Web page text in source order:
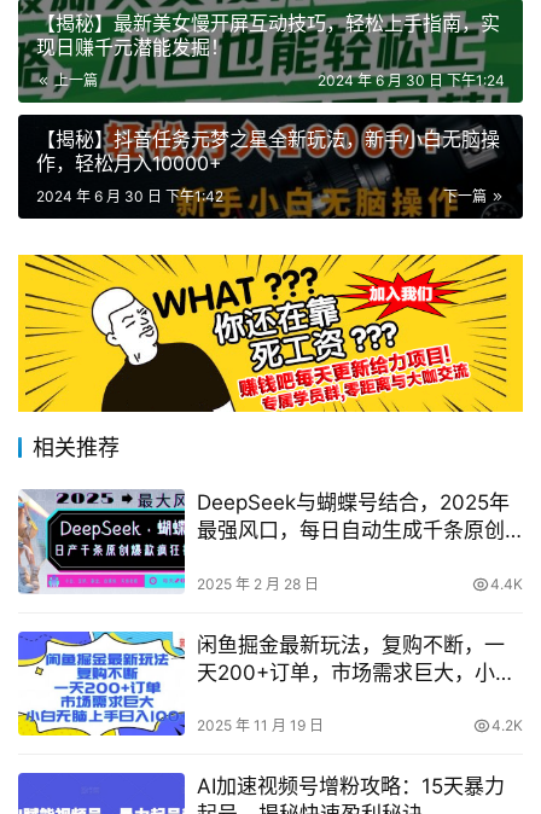
【揭秘】最新美女慢开屏互动技巧，轻松上手指南，实
现日赚千元潜能发掘！
上一篇 2024 年 6 月 30 日 下午1:24
【揭秘】抖音任务元梦之星全新玩法，新手小白无脑操
作，轻松月入10000+
下一篇
2024 年 6 月 30 日 下午1:42
相关推荐
DeepSeek与蝴蝶号结合，2025年
最强风口，每日自动生成千条原创
2025 年 2 月 28 日 4.4K
闲鱼掘金最新玩法，复购不断，一
天200+订单，市场需求巨大，小白
2025 年 11 月 19 日 4.2K
AI加速视频号增粉攻略：15天暴力